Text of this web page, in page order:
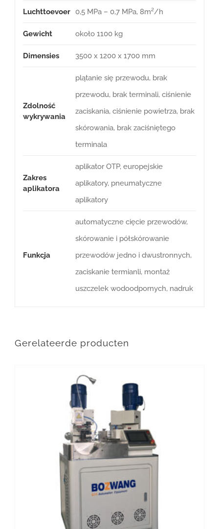
Luchttoevoer 0,5 MPa – 0,7 MPa, 8m²/h
Gewicht około 1100 kg
Dimensies 3500 x 1200 x 1700 mm
Zdolność
wykrywania
plątanie się przewodu, brak
przewodu, brak terminali, ciśnienie
zaciskania, ciśnienie powietrza, brak
skórowania, brak zaciśniętego
terminala
Zakres
aplikatora
aplikator OTP, europejskie
aplikatory, pneumatyczne
aplikatory
Funkcja
automatyczne cięcie przewodów,
skórowanie i półskórowanie
przewodów jedno i dwustronnych,
zaciskanie termianli, montaż
uszczelek wodoodpornych, nadruk
Gerelateerde producten